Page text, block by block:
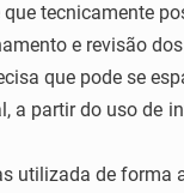
tecnicamente
e revisão
que pode se
a partir do uso de
utilizada de forma